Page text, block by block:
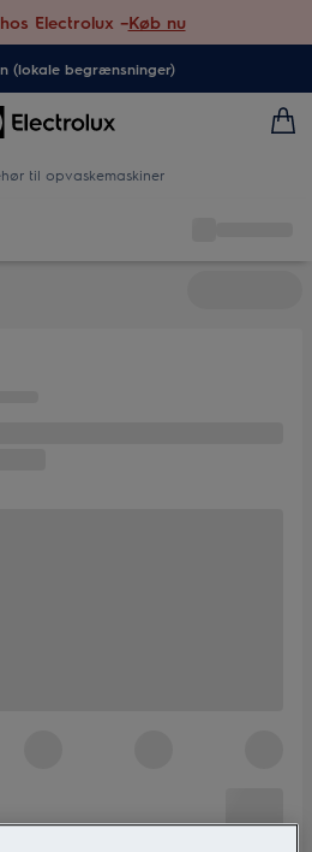
Electrolux –Køb nu
(lokale begrænsninger)
til opvaskemaskiner